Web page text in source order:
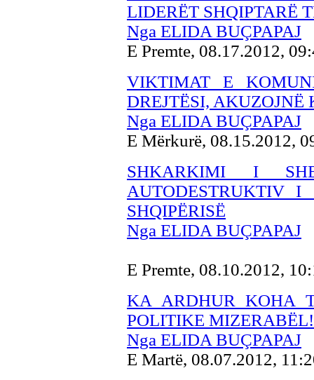
LIDERËT SHQIPTARË
Nga ELIDA BUÇPAPAJ
E Premte, 08.17.2012,
VIKTIMAT E
DREJTËSI, AKUZOJNË
Nga ELIDA BUÇPAPAJ
E Mërkurë, 08.15.2012,
SHKARKIMI I
AUTODESTRUKTIV
SHQIPËRISË
Nga ELIDA BUÇPAPAJ
E Premte, 08.10.2012,
KA ARDHUR KOHA
POLITIKE MIZERABËL!
Nga ELIDA BUÇPAPAJ
E Martë, 08.07.2012,